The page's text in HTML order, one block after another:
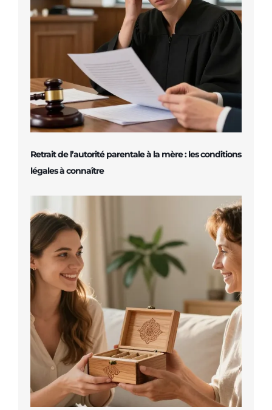
Retrait de l’autorité parentale à la mère : les conditions
légales à connaître